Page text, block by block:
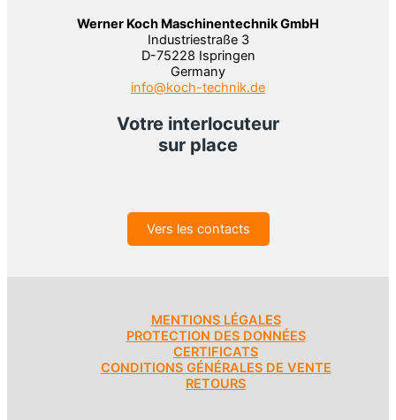
Werner Koch Maschinentechnik GmbH
Industriestraße 3
D-75228 Ispringen
Germany
info@koch-technik.de
Votre interlocuteur
sur place
Vers les contacts
MENTIONS LÉGALES
PROTECTION DES DONNÉES
CERTIFICATS
CONDITIONS GÉNÉRALES DE VENTE
RETOURS